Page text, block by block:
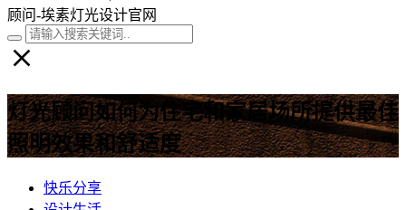
灯光顾问如何为住宅和家居场所提供最佳
照明效果和舒适度
快乐分享